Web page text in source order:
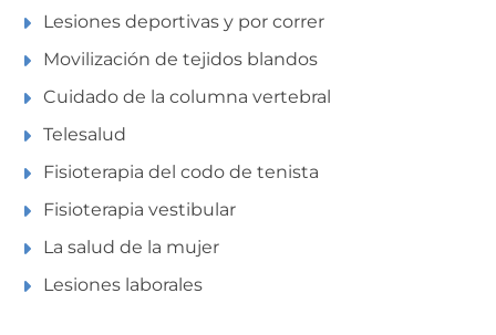
Lesiones deportivas y por correr
Movilización de tejidos blandos
Cuidado de la columna vertebral
Telesalud
Fisioterapia del codo de tenista
Fisioterapia vestibular
La salud de la mujer
Lesiones laborales